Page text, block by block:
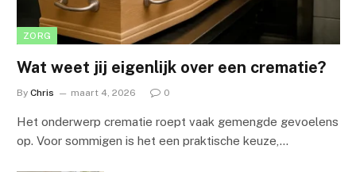
ZORG
Wat weet jij eigenlijk over een crematie?
By Chris maart 4, 2026 0
Het onderwerp crematie roept vaak gemengde gevoelens
op. Voor sommigen is het een praktische keuze,…